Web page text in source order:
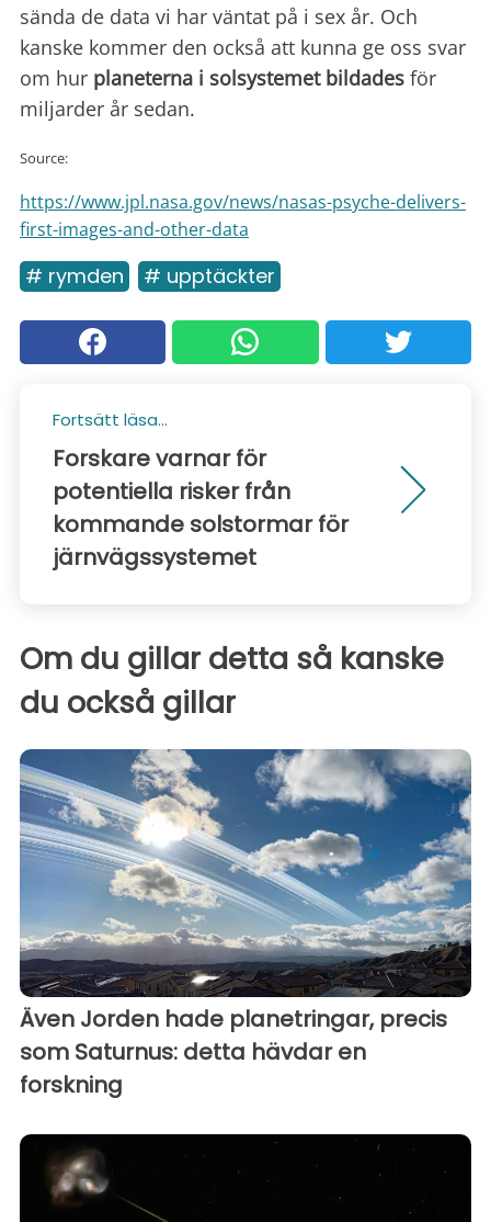
sända de data vi har väntat på i sex år. Och
kanske kommer den också att kunna ge oss svar
om hur planeterna i solsystemet bildades för
miljarder år sedan.
Source:
https://www.jpl.nasa.gov/news/nasas-psyche-delivers-
first-images-and-other-data
# rymden # upptäckter
Fortsätt läsa...
Forskare varnar för
potentiella risker från
kommande solstormar för
järnvägssystemet
Om du gillar detta så kanske
du också gillar
Även Jorden hade planetringar, precis
som Saturnus: detta hävdar en
forskning